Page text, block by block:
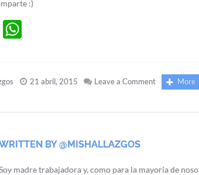
:)
Twitter
21 abril, 2015 Leave a Comment More
BY @MISHALLAZGOS
madre trabajadora y, como para la mayoría de